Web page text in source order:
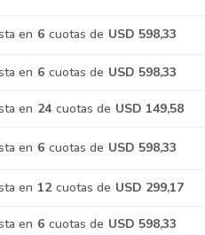
en 6 cuotas de USD 598,33
en 6 cuotas de USD 598,33
en 24 cuotas de USD 149,58
en 6 cuotas de USD 598,33
en 12 cuotas de USD 299,17
en 6 cuotas de USD 598,33